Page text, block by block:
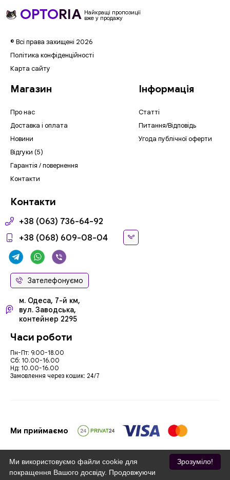
OPTORIA Найкращі пропозиції
вже у продажу
© Всі права захищені 2026
Політика конфіденційності
Карта сайту
Магазин
Про нас
Доставка і оплата
Новини
Відгуки (5)
Гарантія / повернення
Контакти
Інформація
Статті
Питання/Відповідь
Угода публічної оферти
Контакти
+38 (063) 736-64-92
+38 (068) 609-08-04
Зателефонуємо
м. Одеса, 7-й км,
вул. Заводська,
контейнер 2295
Часи роботи
Пн-Пт: 9.00-18.00
Сб: 10.00-16.00
Нд: 10.00-16.00
Замовлення через кошик: 24/7
Ми приймаємо
Зрозуміло!
Ми використовуємо файли cookie для
покращення Вашого досвіду. Продовжуючи